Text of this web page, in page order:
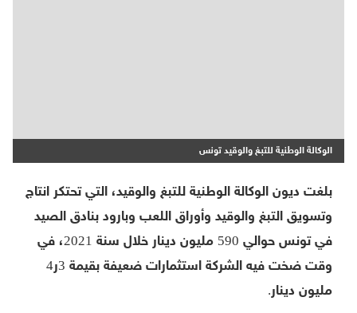
الوكالة الوطنية للتبغ والوقيد تونس
بلغت ديون الوكالة الوطنية للتبغ والوقيد، التي تحتكر انتاج
وتسويق التبغ والوقيد وأوراق اللعب وبارود بنادق الصيد
في تونس حوالي 590 مليون دينار خلال سنة 2021، في
وقت ضخت فيه الشركة استثمارات ضعيفة بقيمة 3ر4
مليون دينار.